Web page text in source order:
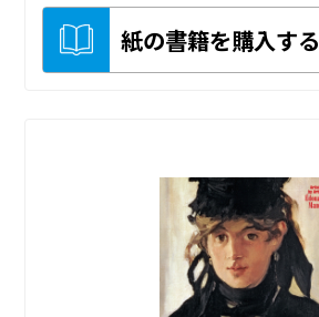
紙の書籍を購入する